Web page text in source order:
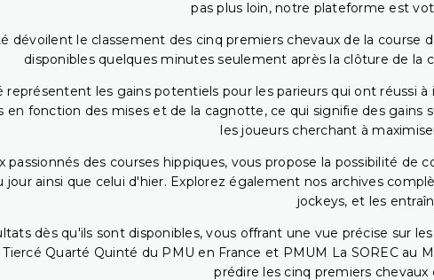
pas plus loin, notre plateforme est
dévoilent le classement des cinq premiers chevaux de la
disponibles quelques minutes seulement après la clôture de la
représentent les gains potentiels pour les parieurs qui ont réussi
en fonction des mises et de la cagnotte, ce qui signifie des
les joueurs cherchant à
passionnés des courses hippiques, vous propose la possibilité
ainsi que celui d'hier. Explorez également nos archives
jockeys, et les
dès qu'ils sont disponibles, vous offrant une vue précise sur
Quarté Quinté du PMU en France et PMUM La SOREC au
prédire les cinq premiers chevaux